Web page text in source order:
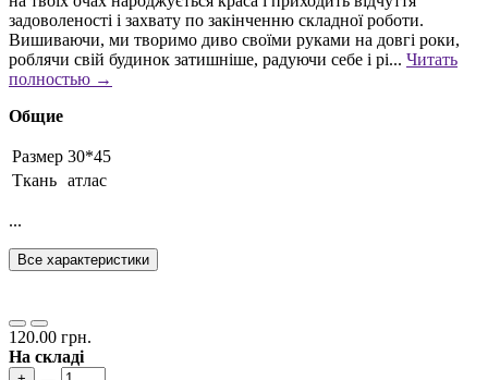
задоволеності і захвату по закінченню складної роботи.
Вишиваючи, ми творимо диво своїми руками на довгі роки,
роблячи свій будинок затишніше, радуючи себе і рі... Читать
полностью →
Общие
Размер 30*45
Ткань атлас
...
Все характеристики
120.00 грн.
На складі